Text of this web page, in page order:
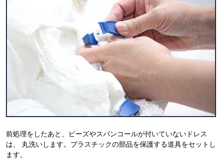
前処理をしたあと、ビーズやスパンコールが付いていないドレス
は、 丸洗いします。プラスチックの部品を保護する道具をセットし
ます。